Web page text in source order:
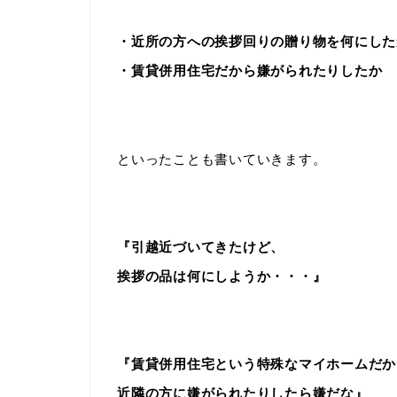
・近所の方への挨拶回りの贈り物を何にし
・賃貸併用住宅だから嫌がられたりしたか
といったことも書いていきます。
『引越近づいてきたけど、
挨拶の品は何にしようか・・・』
『賃貸併用住宅という特殊なマイホームだ
近隣の方に嫌がられたりしたら嫌だな』